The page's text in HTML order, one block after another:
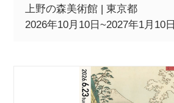
上野の森美術館 | 東京都
2026年10月10日~2027年1月10日